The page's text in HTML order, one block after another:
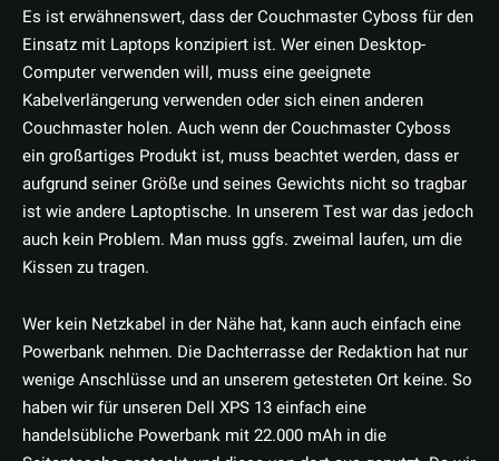
Es ist erwähnenswert, dass der Couchmaster Cyboss für den
Einsatz mit Laptops konzipiert ist. Wer einen Desktop-
Computer verwenden will, muss eine geeignete
Kabelverlängerung verwenden oder sich einen anderen
Couchmaster holen. Auch wenn der Couchmaster Cyboss
ein großartiges Produkt ist, muss beachtet werden, dass er
aufgrund seiner Größe und seines Gewichts nicht so tragbar
ist wie andere Laptoptische. In unserem Test war das jedoch
auch kein Problem. Man muss ggfs. zweimal laufen, um die
Kissen zu tragen.
Wer kein Netzkabel in der Nähe hat, kann auch einfach eine
Powerbank nehmen. Die Dachterrasse der Redaktion hat nur
wenige Anschlüsse und an unserem getesteten Ort keine. So
haben wir für unseren Dell XPS 13 einfach eine
handelsübliche Powerbank mit 22.000 mAh in die